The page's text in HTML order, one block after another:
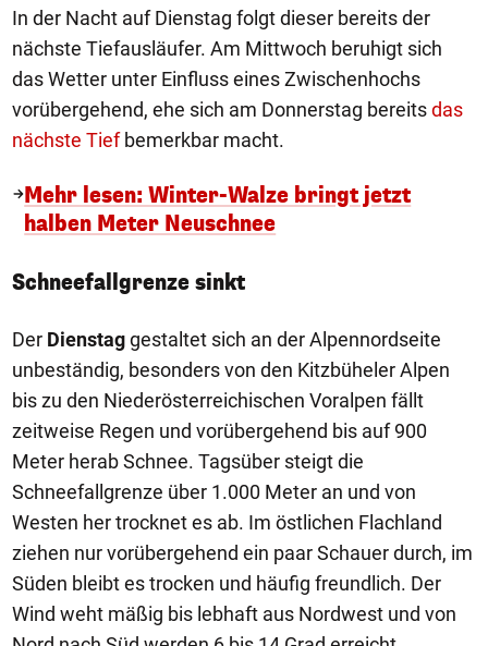
In der Nacht auf Dienstag folgt dieser bereits der
nächste Tiefausläufer. Am Mittwoch beruhigt sich
das Wetter unter Einfluss eines Zwischenhochs
vorübergehend, ehe sich am Donnerstag bereitsdas
nächste Tiefbemerkbar macht.
Mehr lesen: Winter-Walze bringt jetzt
halben Meter Neuschnee
Schneefallgrenze sinkt
Der Dienstaggestaltet sich an der Alpennordseite
unbeständig, besonders von den Kitzbüheler Alpen
bis zu den Niederösterreichischen Voralpen fällt
zeitweise Regen und vorübergehend bis auf 900
Meter herab Schnee. Tagsüber steigt die
Schneefallgrenze über 1.000 Meter an und von
Westen her trocknet es ab. Im östlichen Flachland
ziehen nur vorübergehend ein paar Schauer durch, im
Süden bleibt es trocken und häufig freundlich. Der
Wind weht mäßig bis lebhaft aus Nordwest und von